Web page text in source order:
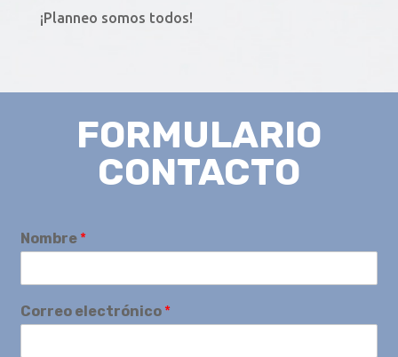
¡Planneo somos todos!
FORMULARIO
CONTACTO
Nombre *
Correo electrónico *